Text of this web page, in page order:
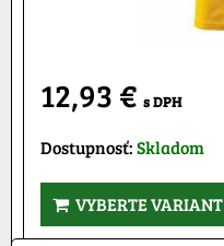
12,93 € s DPH
Dostupnosť:Skladom
VYBERTE VARIANT